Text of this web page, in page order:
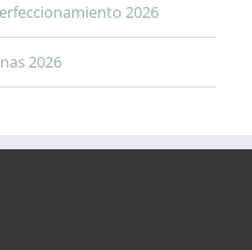
2026
2026